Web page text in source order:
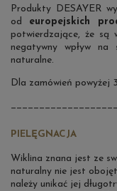
Produkty DESAYER
od europejskich
potwierdzające, że są
negatywny wpływ na
naturalne.
Dla zamówień powyżej
PIELĘGNACJA
Wiklina znana jest ze
naturalny nie jest
należy unikać jej